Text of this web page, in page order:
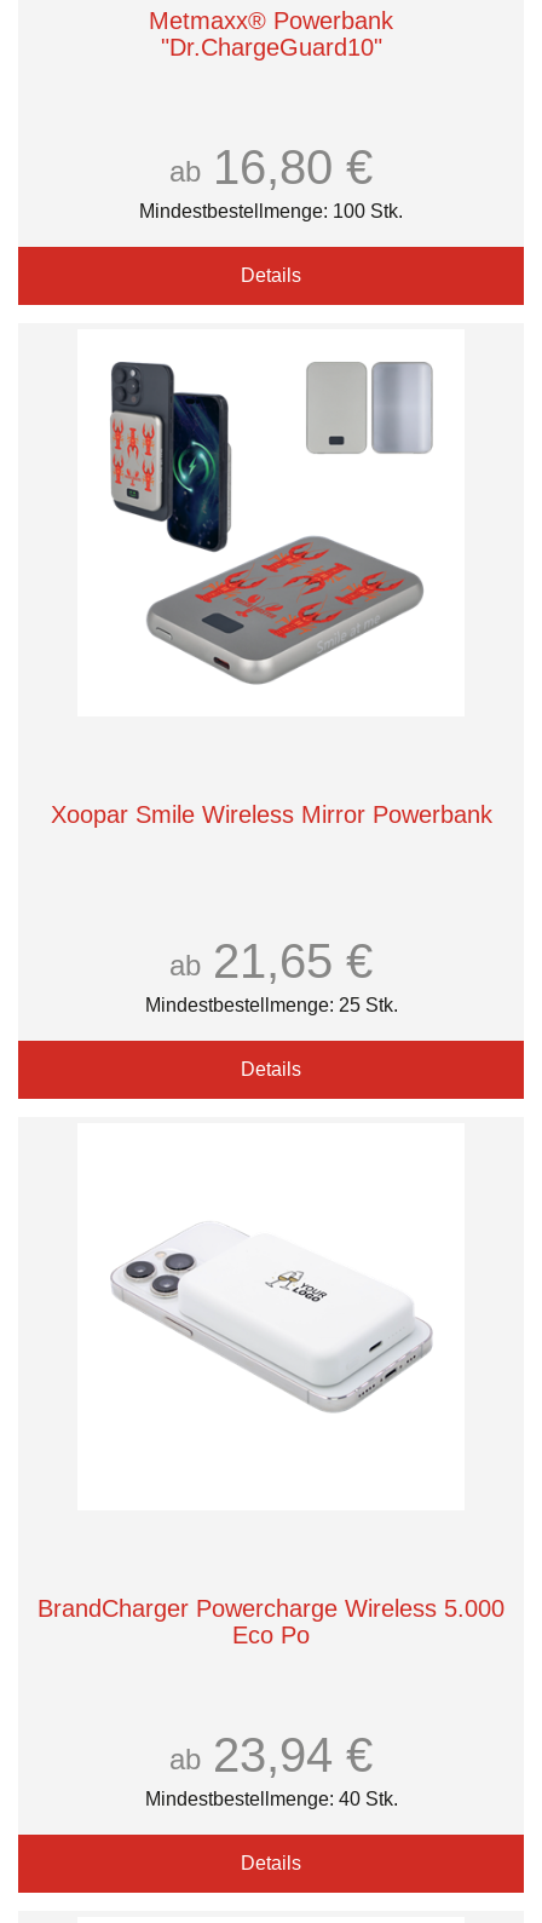
Metmaxx® Powerbank
"Dr.ChargeGuard10"
ab 16,80 €
Mindestbestellmenge: 100 Stk.
Details
Xoopar Smile Wireless Mirror Powerbank
ab 21,65 €
Mindestbestellmenge: 25 Stk.
Details
BrandCharger Powercharge Wireless 5.000
Eco Po
ab 23,94 €
Mindestbestellmenge: 40 Stk.
Details